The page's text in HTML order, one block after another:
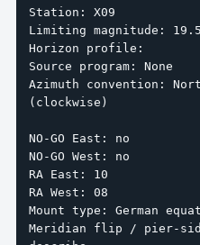
Station: X09
Limiting magnitude: 19.5
Horizon profile:
Source program: None
Azimuth convention:
(clockwise)
NO-GO East: no
NO-GO West: no
RA East: 10
RA West: 08
Mount type: German
Meridian flip / pier-